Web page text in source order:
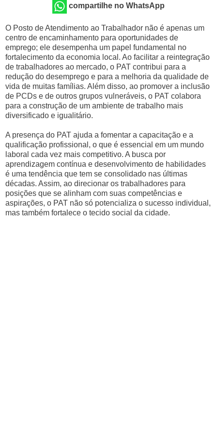
compartilhe no WhatsApp
O Posto de Atendimento ao Trabalhador não é apenas um
centro de encaminhamento para oportunidades de
emprego; ele desempenha um papel fundamental no
fortalecimento da economia local. Ao facilitar a reintegração
de trabalhadores ao mercado, o PAT contribui para a
redução do desemprego e para a melhoria da qualidade de
vida de muitas famílias. Além disso, ao promover a inclusão
de PCDs e de outros grupos vulneráveis, o PAT colabora
para a construção de um ambiente de trabalho mais
diversificado e igualitário.
A presença do PAT ajuda a fomentar a capacitação e a
qualificação profissional, o que é essencial em um mundo
laboral cada vez mais competitivo. A busca por
aprendizagem contínua e desenvolvimento de habilidades
é uma tendência que tem se consolidado nas últimas
décadas. Assim, ao direcionar os trabalhadores para
posições que se alinham com suas competências e
aspirações, o PAT não só potencializa o sucesso individual,
mas também fortalece o tecido social da cidade.